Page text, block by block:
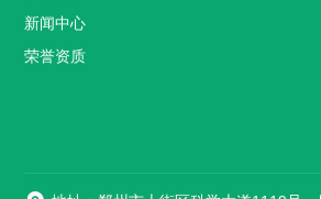
新闻中心
荣誉资质